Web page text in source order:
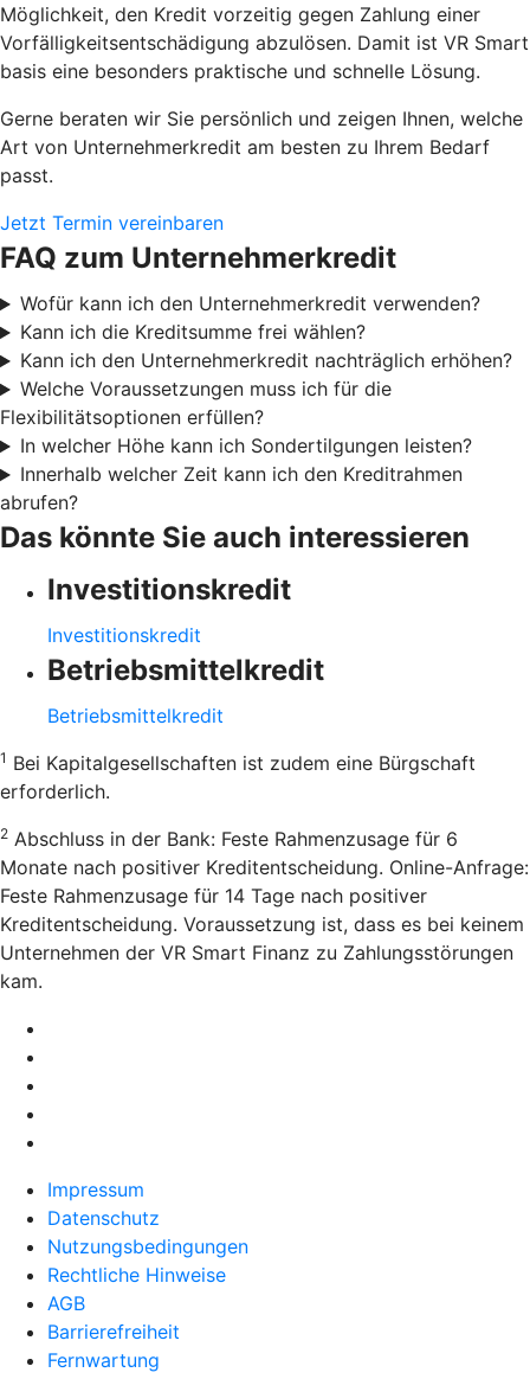
Möglichkeit, den Kredit vorzeitig gegen Zahlung einer
Vorfälligkeitsentschädigung abzulösen. Damit ist VR Smart
basis eine besonders praktische und schnelle Lösung.
Gerne beraten wir Sie persönlich und zeigen Ihnen, welche
Art von Unternehmerkredit am besten zu Ihrem Bedarf
passt.
Jetzt Termin vereinbaren
FAQ zum Unternehmerkredit
Wofür kann ich den Unternehmerkredit verwenden?
Kann ich die Kreditsumme frei wählen?
Kann ich den Unternehmerkredit nachträglich erhöhen?
Welche Voraussetzungen muss ich für die
Flexibilitätsoptionen erfüllen?
In welcher Höhe kann ich Sondertilgungen leisten?
Innerhalb welcher Zeit kann ich den Kreditrahmen
abrufen?
Das könnte Sie auch interessieren
Investitionskredit
Investitionskredit
Betriebsmittelkredit
Betriebsmittelkredit
1 Bei Kapitalgesellschaften ist zudem eine Bürgschaft
erforderlich.
2 Abschluss in der Bank: Feste Rahmenzusage für 6
Monate nach positiver Kreditentscheidung. Online-Anfrage:
Feste Rahmenzusage für 14 Tage nach positiver
Kreditentscheidung. Voraussetzung ist, dass es bei keinem
Unternehmen der VR Smart Finanz zu Zahlungsstörungen
kam.
Impressum
Datenschutz
Nutzungsbedingungen
Rechtliche Hinweise
AGB
Barrierefreiheit
Fernwartung